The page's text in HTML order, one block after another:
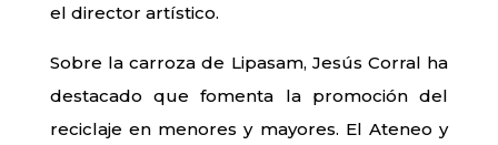
el director artístico.
Sobre la carroza de Lipasam, Jesús Corral ha
destacado que fomenta la promoción del
reciclaje en menores y mayores. El Ateneo y